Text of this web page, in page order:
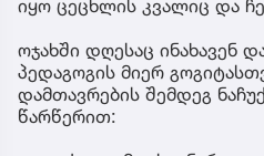
იყო ცეცხლის კვალიც და
ოჯახში დღესაც ინახავენ
პედაგოგის მიერ
დამთავრების შემდეგ
წარწერით: